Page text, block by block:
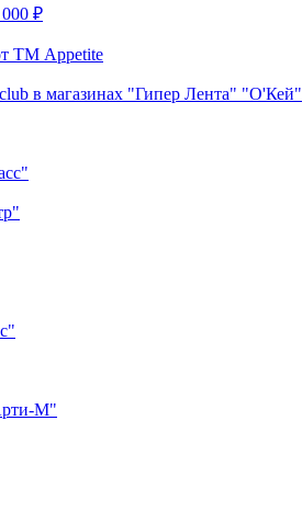
000 ₽
ТМ Appetite
в магазинах "Гипер Лента" "О'Кей"
М"